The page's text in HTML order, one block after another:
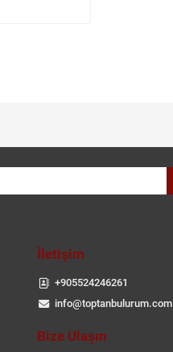
İletişim
+905524246261
info@toptanbulurum.com
Bize Ulaşın